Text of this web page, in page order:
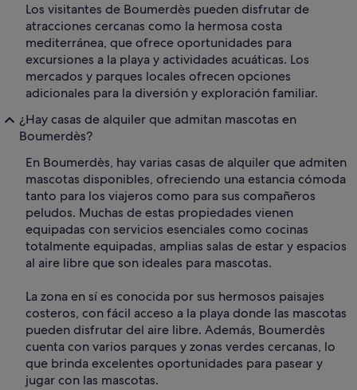
Los visitantes de Boumerdès pueden disfrutar de
atracciones cercanas como la hermosa costa
mediterránea, que ofrece oportunidades para
excursiones a la playa y actividades acuáticas. Los
mercados y parques locales ofrecen opciones
adicionales para la diversión y exploración familiar.
¿Hay casas de alquiler que admitan mascotas en
Boumerdès?
En Boumerdès, hay varias casas de alquiler que admiten
mascotas disponibles, ofreciendo una estancia cómoda
tanto para los viajeros como para sus compañeros
peludos. Muchas de estas propiedades vienen
equipadas con servicios esenciales como cocinas
totalmente equipadas, amplias salas de estar y espacios
al aire libre que son ideales para mascotas.
La zona en sí es conocida por sus hermosos paisajes
costeros, con fácil acceso a la playa donde las mascotas
pueden disfrutar del aire libre. Además, Boumerdès
cuenta con varios parques y zonas verdes cercanas, lo
que brinda excelentes oportunidades para pasear y
jugar con las mascotas.